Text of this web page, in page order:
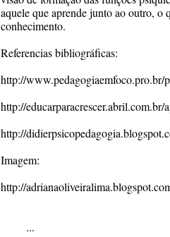
aquele que aprende junto ao outro,
conhecimento.
Referencias bibliográficas:
http://www.pedagogiaemfoco.pro.br/
http://
http://
Imagem:
http://
...